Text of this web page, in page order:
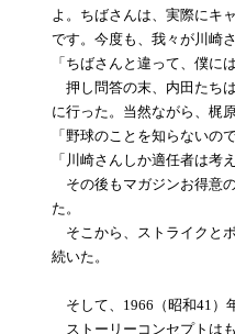
よ。ちばさんは、実際にキ
です。今度も、我々が川崎
「ちばさんと違って、僕に
押し問答の末、内田たち
に行った。当然ながら、梶
「野球のことを知らないの
「川崎さんしか適任者は考
その後もマガジンお得意
た。
そこから、ストライクと
続いた。
そして、1966（昭和41）
ストーリーコンセプトは